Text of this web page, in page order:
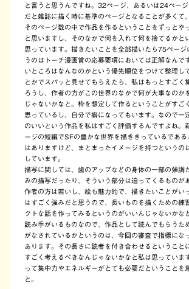
と言うと思うんですね。32ページ、あるいは24ペー
だと雑誌に描く時に基準のページとなることが多くて
そのページ数の中で作品を作るということをずっとや
と思いますし、そのなかで何を入れて何を捨てるかと
思っています。描きたいことを全部描いたら75ページ
うのはトーチ漫画賞の応募要項においては正解なんで
いところはなんなのかという優先順位をつけて整理し
とかでスパッと見せてもらえたら、私はもっとすごく
ろうし、作者の方がこの世界のなかで何が大事なのか
じゃないかなと。枠を想定して作るということがすご
思っているし、自分で癖になってもいます。なので一
のいいという作品を私はすごく評価するんですよね。
ージの短編でSFの豊かな世界を描ききっているである
はありますけど、まとまったイメージを持つというの
しています。
描写に関しては、歯のアップなどの身体の一部の強調
みの描写だったり、そういう部分は迫ってくるものが
作者の方は若いし、絵も魅力的で、描きたいことがい
はすごく強みだと思うので、長いものを描くための練
クトな話を作ってみるというのがいいんじゃないかな
読み手がいるものなので、作品として読んでもらうた
がなされているかというのは、今回の審査で指標にな
あります。その長さに読者を付き合わせるということ
すごく考えるべきなんじゃないかなと私は思っていま
って集中力やエネルギーがとても必要だということを
と。